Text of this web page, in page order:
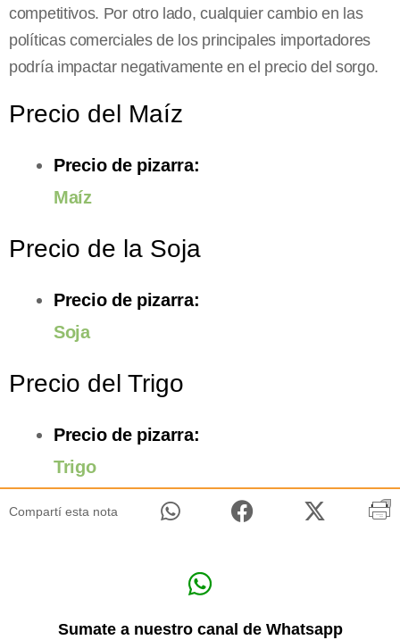
competitivos. Por otro lado, cualquier cambio en las
políticas comerciales de los principales importadores
podría impactar negativamente en el precio del sorgo.
Precio del Maíz
Precio de pizarra:
Maíz
Precio de la Soja
Precio de pizarra:
Soja
Precio del Trigo
Precio de pizarra:
Trigo
Compartí esta nota
Sumate a nuestro canal de Whatsapp